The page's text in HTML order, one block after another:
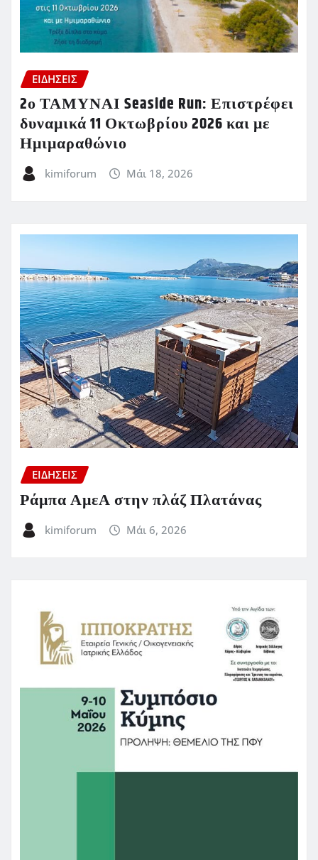
ΕΙΔΗΣΕΙΣ
2ο ΤΑΜΥΝΑΙ Seaside Run: Επιστρέφει
δυναμικά 11 Οκτωβρίου 2026 και με
Ημιμαραθώνιο
kimiforum Μάι 18, 2026
ΕΙΔΗΣΕΙΣ
Ράμπα ΑμεΑ στην πλάζ Πλατάνας
kimiforum Μάι 6, 2026